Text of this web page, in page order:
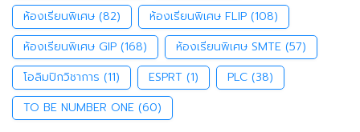
ห้องเรียนพิเศษ (82) ห้องเรียนพิเศษ FLIP (108)
ห้องเรียนพิเศษ GIP (168) ห้องเรียนพิเศษ SMTE (57)
โอลิมปิกวิชาการ (11) ESPRT (1) PLC (38)
TO BE NUMBER ONE (60)